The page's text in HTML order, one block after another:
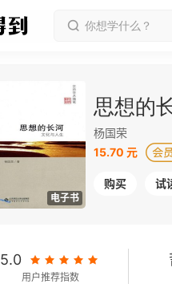
电子书
思想的
杨国荣
15.70 元
购买 试
5.0
用户推荐指数